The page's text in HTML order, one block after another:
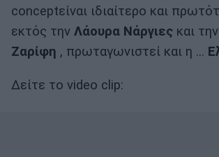
conceptείναι ιδιαίτερο και
εκτός την Λάουρα Νάργιες και την
Ζαρίφη , πρωταγωνιστεί και η …
Δείτε το video clip: